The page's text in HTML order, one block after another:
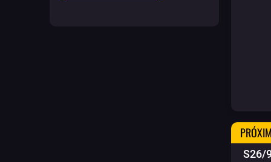
S26/